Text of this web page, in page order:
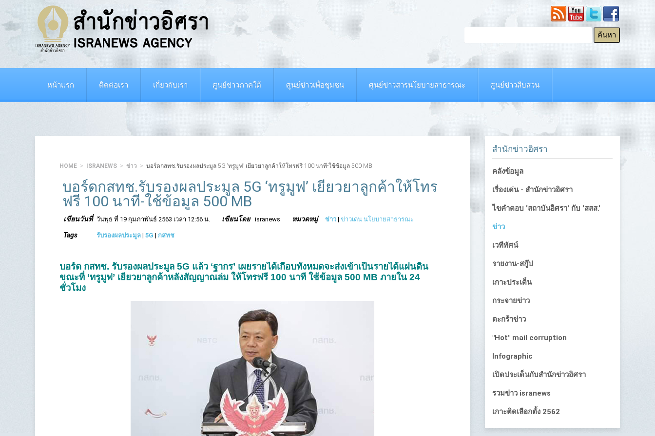
หน้าแรก ติดต่อเรา เกี่ยวกับเรา ศูนย์ข่าวภาคใต้ ศูนย์ข่าวเพื่อชุมชน ศูนย์ข่าวสารนโยบายสาธารณะ ศูนย์ข่าวสืบสวน
HOME ISRANEWS ข่าว บอร์ดกสทช.รับรองผลประมูล 5G ‘ทรูมูฟ’ เยียวยาลูกค้าให้โทรฟรี 100 นาที-ใช้ข้อมูล 500 MB
บอร์ดกสทช.รับรองผลประมูล 5G ‘ทรูมูฟ’ เยียวยาลูกค้าให้โทร
ฟรี 100 นาที-ใช้ข้อมูล 500 MB
เขียนวันที่ วันพุธ ที่ 19 กุมภาพันธ์ 2563 เวลา 12:56 น. เขียนโดย isranews หมวดหมู่ ข่าว| ข่าวเด่น นโยบายสาธารณะ
Tags รับรองผลประมูล | 5G | กสทช
บอร์ด กสทช. รับรองผลประมูล 5G แล้ว ‘ฐากร’ เผยรายได้เกือบทั้งหมดจะส่งเข้าเป็นรายได้แผ่นดิน
ขณะที่ ‘ทรูมูฟ’ เยียวยาลูกค้าหลังสัญญาณล่ม ให้โทรฟรี 100 นาที ใช้ข้อมูล 500 MB ภายใน 24
ชั่วโมง
สำนักข่าวอิศรา
คลังข้อมูล
เรื่องเด่น - สำนักข่าวอิศรา
ไขคำตอบ 'สถาบันอิศรา' กับ 'สสส.'
ข่าว
เวทีทัศน์
รายงาน-สกู๊ป
เกาะประเด็น
กระจายข่าว
ตะกร้าข่าว
"Hot" mail corruption
Infographic
เปิดประเด็นกับสำนักข่าวอิศรา
รวมข่าว isranews
เกาะติดเลือกตั้ง 2562